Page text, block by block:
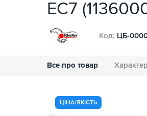
EC7
Все про товар
Код: ЦБ-
ЦІНА/ЯКІСТЬ